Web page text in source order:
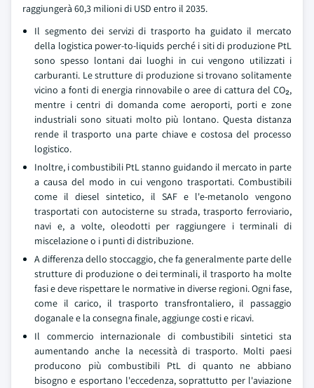
raggiungerà 60,3 milioni di USD entro il 2035.
Il segmento dei servizi di trasporto ha guidato il mercato
della logistica power-to-liquids perché i siti di produzione PtL
sono spesso lontani dai luoghi in cui vengono utilizzati i
carburanti. Le strutture di produzione si trovano solitamente
vicino a fonti di energia rinnovabile o aree di cattura del CO₂,
mentre i centri di domanda come aeroporti, porti e zone
industriali sono situati molto più lontano. Questa distanza
rende il trasporto una parte chiave e costosa del processo
logistico.
Inoltre, i combustibili PtL stanno guidando il mercato in parte
a causa del modo in cui vengono trasportati. Combustibili
come il diesel sintetico, il SAF e l'e-metanolo vengono
trasportati con autocisterne su strada, trasporto ferroviario,
navi e, a volte, oleodotti per raggiungere i terminali di
miscelazione o i punti di distribuzione.
A differenza dello stoccaggio, che fa generalmente parte delle
strutture di produzione o dei terminali, il trasporto ha molte
fasi e deve rispettare le normative in diverse regioni. Ogni fase,
come il carico, il trasporto transfrontaliero, il passaggio
doganale e la consegna finale, aggiunge costi e ricavi.
Il commercio internazionale di combustibili sintetici sta
aumentando anche la necessità di trasporto. Molti paesi
producono più combustibili PtL di quanto ne abbiano
bisogno e esportano l'eccedenza, soprattutto per l'aviazione